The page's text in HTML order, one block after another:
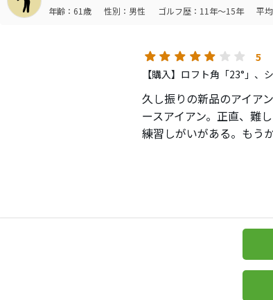
年齢：61歳 性別：男性 ゴルフ歴：11年～15年 平
5
【購入】ロフト角「23°」、
久し振りの新品のアイア
ースアイアン。正直、難
練習しがいがある。もう
ぐミスショットが出る
っていない（ウィルソン
いるとキャビティーアイ
です。